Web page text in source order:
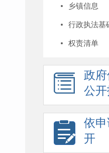
乡镇信息
行政执法基
权责清单
政
公
依
开